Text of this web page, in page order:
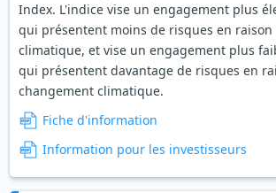
Index. L'indice vise un engagement plus
qui présentent moins de risques en
climatique, et vise un engagement plus
qui présentent davantage de risques en
changement climatique.
Fiche d'information
Information pour les investisseurs